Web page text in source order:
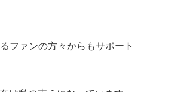
ファンの方々からもサポート